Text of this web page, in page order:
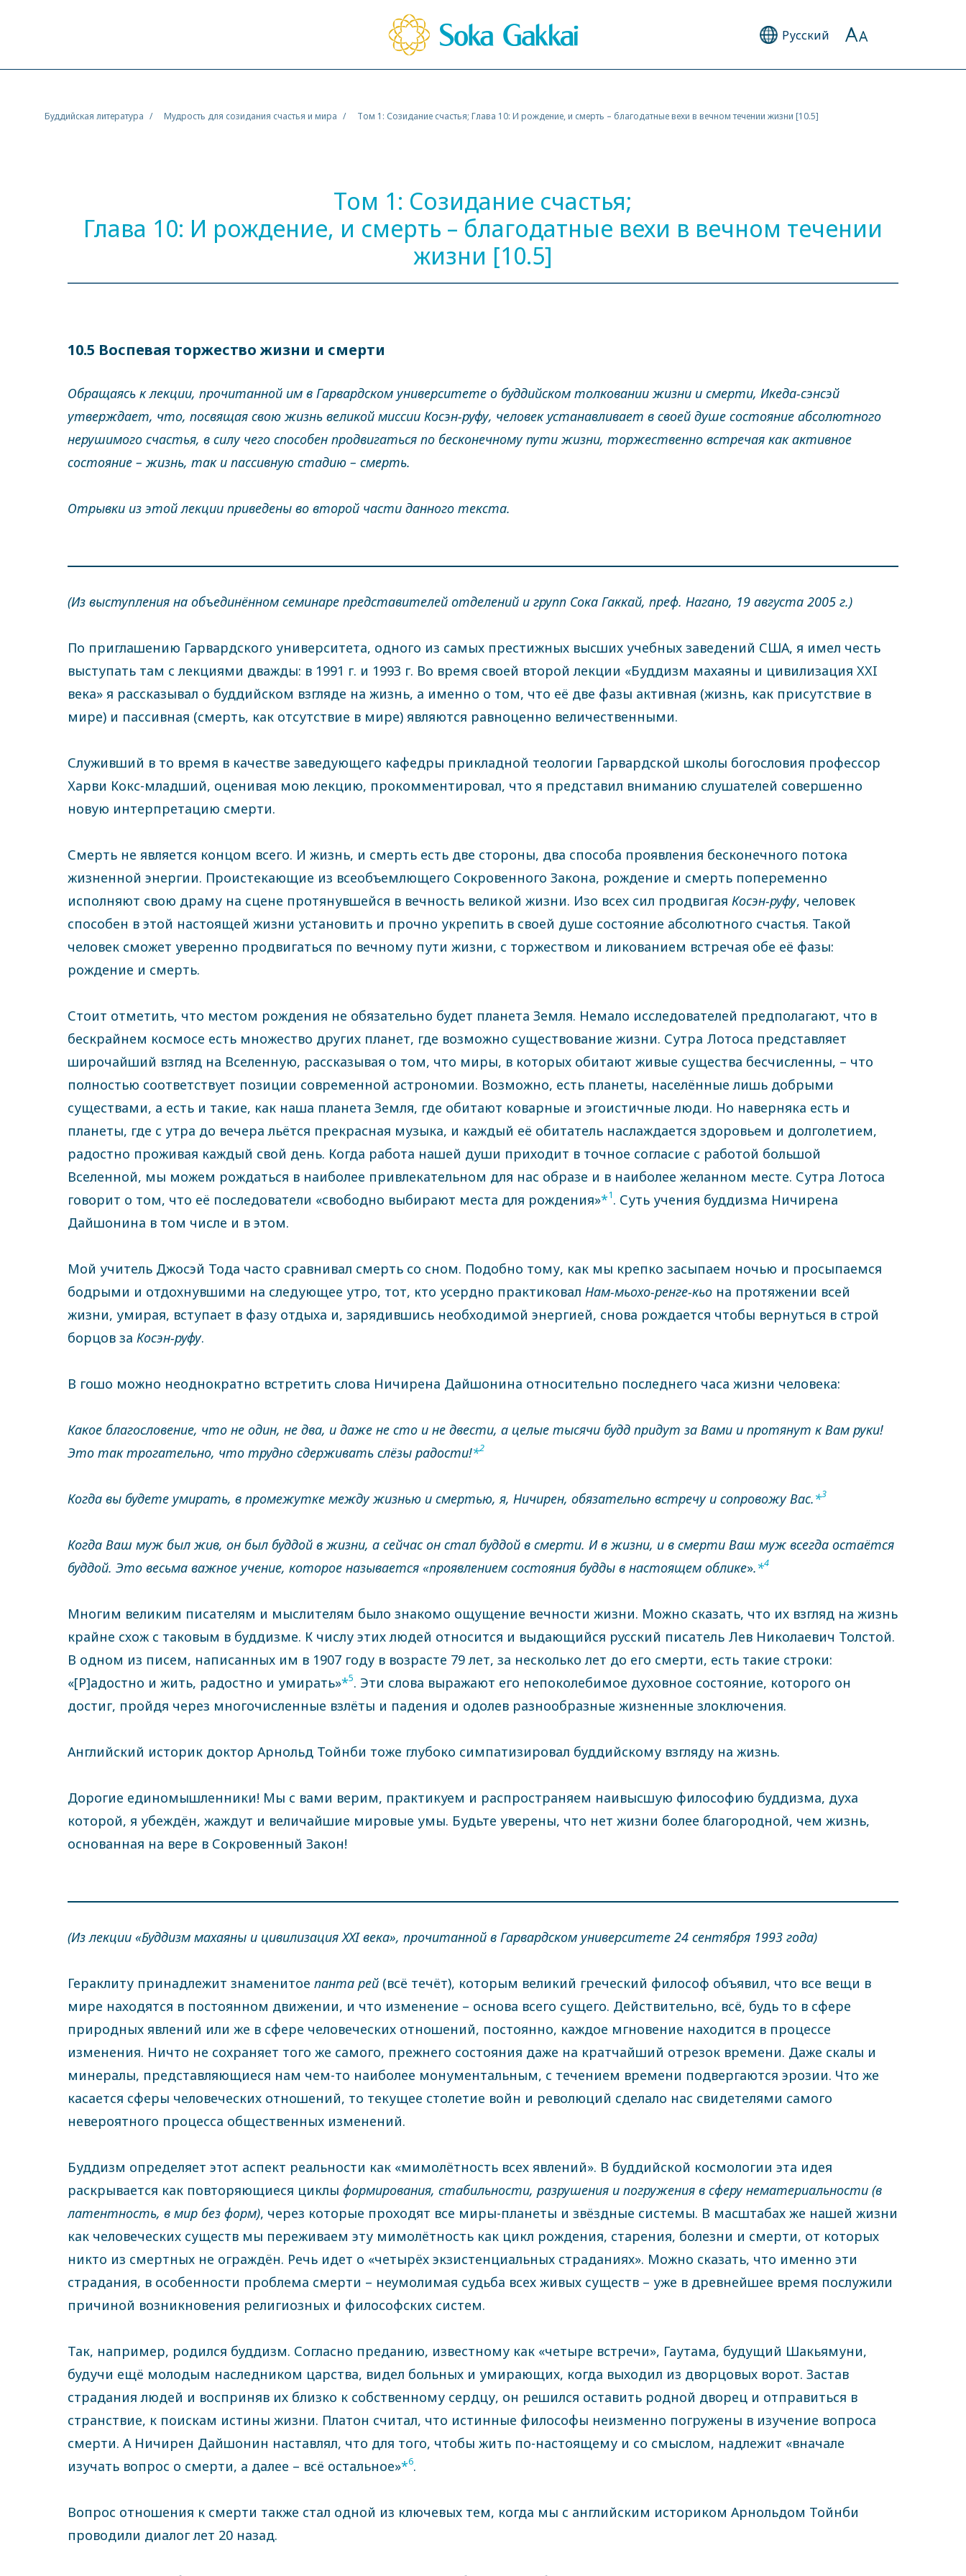
Русский
Буддийская литература Мудрость для созидания счастья и мира Том 1: Созидание счастья; Глава 10: И рождение, и смерть – благодатные вехи в вечном течении жизни [10.5]
Том 1: Созидание счастья;
Глава 10: И рождение, и смерть – благодатные вехи в вечном течении
жизни [10.5]
10.5 Воспевая торжество жизни и смерти
Обращаясь к лекции, прочитанной им в Гарвардском университете о буддийском толковании жизни и смерти, Икеда-сэнсэй
утверждает, что, посвящая свою жизнь великой миссии Косэн-руфу, человек устанавливает в своей душе состояние абсолютного
нерушимого счастья, в силу чего способен продвигаться по бесконечному пути жизни, торжественно встречая как активное
состояние – жизнь, так и пассивную стадию – смерть.
Отрывки из этой лекции приведены во второй части данного текста.
(Из выступления на объединённом семинаре представителей отделений и групп Сока Гаккай, преф. Нагано, 19 августа 2005 г.)
По приглашению Гарвардского университета, одного из самых престижных высших учебных заведений США, я имел честь
выступать там с лекциями дважды: в 1991 г. и 1993 г. Во время своей второй лекции «Буддизм махаяны и цивилизация XXI
века» я рассказывал о буддийском взгляде на жизнь, а именно о том, что её две фазы активная (жизнь, как присутствие в
мире) и пассивная (смерть, как отсутствие в мире) являются равноценно величественными.
Служивший в то время в качестве заведующего кафедры прикладной теологии Гарвардской школы богословия профессор
Харви Кокс-младший, оценивая мою лекцию, прокомментировал, что я представил вниманию слушателей совершенно
новую интерпретацию смерти.
Смерть не является концом всего. И жизнь, и смерть есть две стороны, два способа проявления бесконечного потока
жизненной энергии. Проистекающие из всеобъемлющего Сокровенного Закона, рождение и смерть попеременно
исполняют свою драму на сцене протянувшейся в вечность великой жизни. Изо всех сил продвигая Косэн-руфу, человек
способен в этой настоящей жизни установить и прочно укрепить в своей душе состояние абсолютного счастья. Такой
человек сможет уверенно продвигаться по вечному пути жизни, с торжеством и ликованием встречая обе её фазы:
рождение и смерть.
Стоит отметить, что местом рождения не обязательно будет планета Земля. Немало исследователей предполагают, что в
бескрайнем космосе есть множество других планет, где возможно существование жизни. Сутра Лотоса представляет
широчайший взгляд на Вселенную, рассказывая о том, что миры, в которых обитают живые существа бесчисленны, – что
полностью соответствует позиции современной астрономии. Возможно, есть планеты, населённые лишь добрыми
существами, а есть и такие, как наша планета Земля, где обитают коварные и эгоистичные люди. Но наверняка есть и
планеты, где с утра до вечера льётся прекрасная музыка, и каждый её обитатель наслаждается здоровьем и долголетием,
радостно проживая каждый свой день. Когда работа нашей души приходит в точное согласие с работой большой
Вселенной, мы можем рождаться в наиболее привлекательном для нас образе и в наиболее желанном месте. Сутра Лотоса
говорит о том, что её последователи «свободно выбирают места для рождения»*1. Суть учения буддизма Ничирена
Дайшонина в том числе и в этом.
Мой учитель Джосэй Тода часто сравнивал смерть со сном. Подобно тому, как мы крепко засыпаем ночью и просыпаемся
бодрыми и отдохнувшими на следующее утро, тот, кто усердно практиковал Нам-мьохо-ренге-кьо на протяжении всей
жизни, умирая, вступает в фазу отдыха и, зарядившись необходимой энергией, снова рождается чтобы вернуться в строй
борцов за Косэн-руфу.
В гошо можно неоднократно встретить слова Ничирена Дайшонина относительно последнего часа жизни человека:
Какое благословение, что не один, не два, и даже не сто и не двести, а целые тысячи будд придут за Вами и протянут к Вам руки!
Это так трогательно, что трудно сдерживать слёзы радости!*2
Когда вы будете умирать, в промежутке между жизнью и смертью, я, Ничирен, обязательно встречу и сопровожу Вас.*3
Когда Ваш муж был жив, он был буддой в жизни, а сейчас он стал буддой в смерти. И в жизни, и в смерти Ваш муж всегда остаётся
буддой. Это весьма важное учение, которое называется «проявлением состояния будды в настоящем облике».*4
Многим великим писателям и мыслителям было знакомо ощущение вечности жизни. Можно сказать, что их взгляд на жизнь
крайне схож с таковым в буддизме. К числу этих людей относится и выдающийся русский писатель Лев Николаевич Толстой.
В одном из писем, написанных им в 1907 году в возрасте 79 лет, за несколько лет до его смерти, есть такие строки:
«[Р]адостно и жить, радостно и умирать»*5. Эти слова выражают его непоколебимое духовное состояние, которого он
достиг, пройдя через многочисленные взлёты и падения и одолев разнообразные жизненные злоключения.
Английский историк доктор Арнольд Тойнби тоже глубоко симпатизировал буддийскому взгляду на жизнь.
Дорогие единомышленники! Мы с вами верим, практикуем и распространяем наивысшую философию буддизма, духа
которой, я убеждён, жаждут и величайшие мировые умы. Будьте уверены, что нет жизни более благородной, чем жизнь,
основанная на вере в Сокровенный Закон!
(Из лекции «Буддизм махаяны и цивилизация XXI века», прочитанной в Гарвардском университете 24 сентября 1993 года)
Гераклиту принадлежит знаменитоепанта рей (всё течёт), которым великий греческий философ объявил, что все вещи в
мире находятся в постоянном движении, и что изменение – основа всего сущего. Действительно, всё, будь то в сфере
природных явлений или же в сфере человеческих отношений, постоянно, каждое мгновение находится в процессе
изменения. Ничто не сохраняет того же самого, прежнего состояния даже на кратчайший отрезок времени. Даже скалы и
минералы, представляющиеся нам чем-то наиболее монументальным, с течением времени подвергаются эрозии. Что же
касается сферы человеческих отношений, то текущее столетие войн и революций сделало нас свидетелями самого
невероятного процесса общественных изменений.
Буддизм определяет этот аспект реальности как «мимолётность всех явлений». В буддийской космологии эта идея
раскрывается как повторяющиеся циклыформирования, стабильности, разрушения и погружения в сферу нематериальности (в
латентность, в мир без форм), через которые проходят все миры-планеты и звёздные системы. В масштабах же нашей жизни
как человеческих существ мы переживаем эту мимолётность как цикл рождения, старения, болезни и смерти, от которых
никто из смертных не ограждён. Речь идет о «четырёх экзистенциальных страданиях». Можно сказать, что именно эти
страдания, в особенности проблема смерти – неумолимая судьба всех живых существ – уже в древнейшее время послужили
причиной возникновения религиозных и философских систем.
Так, например, родился буддизм. Согласно преданию, известному как «четыре встречи», Гаутама, будущий Шакьямуни,
будучи ещё молодым наследником царства, видел больных и умирающих, когда выходил из дворцовых ворот. Застав
страдания людей и восприняв их близко к собственному сердцу, он решился оставить родной дворец и отправиться в
странствие, к поискам истины жизни. Платон считал, что истинные философы неизменно погружены в изучение вопроса
смерти. А Ничирен Дайшонин наставлял, что для того, чтобы жить по-настоящему и со смыслом, надлежит «вначале
изучать вопрос о смерти, а далее – всё остальное»*6.
Вопрос отношения к смерти также стал одной из ключевых тем, когда мы с английским историком Арнольдом Тойнби
проводили диалог лет 20 назад.